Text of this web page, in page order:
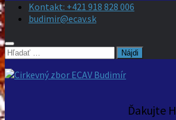
Kontakt: +421 918 828 006
budimir@ecav.sk
Hľadať:
Ďakujte